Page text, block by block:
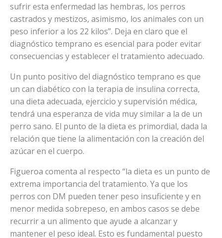
sufrir esta enfermedad las hembras, los perros
castrados y mestizos, asimismo, los animales con un
peso inferior a los 22 kilos”. Deja en claro que el
diagnóstico temprano es esencial para poder evitar
consecuencias y establecer el tratamiento adecuado.
Un punto positivo del diagnóstico temprano es que
un can diabético con la terapia de insulina correcta,
una dieta adecuada, ejercicio y supervisión médica,
tendrá una esperanza de vida muy similar a la de un
perro sano. El punto de la dieta es primordial, dada la
relación que tiene la alimentación con la creación del
azúcar en el cuerpo.
Figueroa comenta al respecto “la dieta es un punto de
extrema importancia del tratamiento. Ya que los
perros con DM pueden tener peso insuficiente y en
menor medida sobrepeso, en ambos casos se debe
recurrir a un alimento que ayude a alcanzar y
mantener el peso ideal. Esto es fundamental puesto